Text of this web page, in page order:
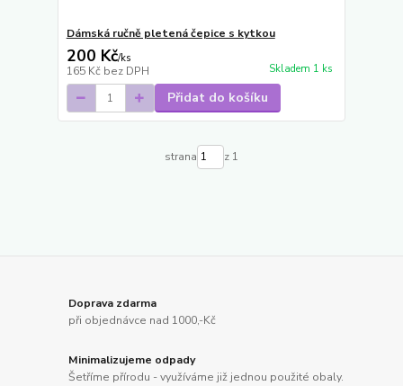
Dámská ručně pletená čepice s kytkou
200 Kč/ks
165 Kč bez DPH Skladem 1 ks
Přidat do košíku
strana z 1
Doprava zdarma
při objednávce nad 1000,-Kč
Minimalizujeme odpady
Šetříme přírodu - využíváme již jednou použité obaly.